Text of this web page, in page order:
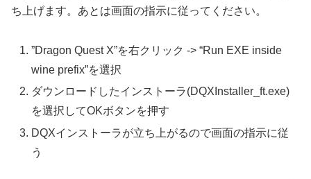
ち上げます。あとは画面の指示に従ってください。
”Dragon Quest X”を右クリック -> “Run EXE inside
wine prefix”を選択
ダウンロードしたインストーラ(DQXInstaller_ft.exe)
を選択してOKボタンを押す
DQXインストーラが立ち上がるので画面の指示に従
う